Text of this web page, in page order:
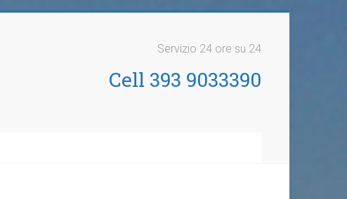
Servizio 24 ore su 24
Cell 393 9033390